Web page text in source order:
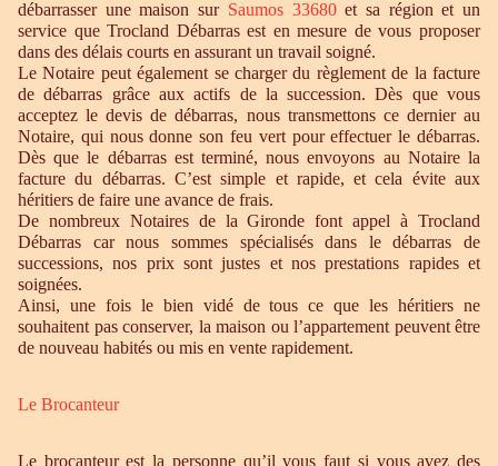
débarrasser une maison sur Saumos 33680et sa région et un
service que Trocland Débarras est en mesure de vous proposer
dans des délais courts en assurant un travail soigné.
Le Notaire peut également se charger du règlement de la facture
de débarras grâce aux actifs de la succession. Dès que vous
acceptez le devis de débarras, nous transmettons ce dernier au
Notaire, qui nous donne son feu vert pour effectuer le débarras.
Dès que le débarras est terminé, nous envoyons au Notaire la
facture du débarras. C’est simple et rapide, et cela évite aux
héritiers de faire une avance de frais.
De nombreux Notaires de la Gironde font appel à Trocland
Débarras car nous sommes spécialisés dans le débarras de
successions, nos prix sont justes et nos prestations rapides et
soignées.
Ainsi, une fois le bien vidé de tous ce que les héritiers ne
souhaitent pas conserver, la maison ou l’appartement peuvent être
de nouveau habités ou mis en vente rapidement.
Le Brocanteur
Le brocanteur est la personne qu’il vous faut si vous avez des